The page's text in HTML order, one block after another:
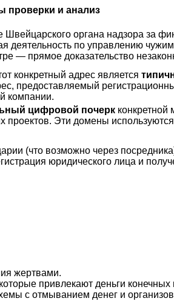
проверки и анализ
Швейцарского органа надзора за
деятельность по управлению
— прямое доказательство
конкретный адрес является
предоставляемый
компании.
цифровой почерк конкретной
проектов. Эти домены
(что возможно через
юридического лица и
жертвами.
привлекают деньги конечных
с отмыванием денег и